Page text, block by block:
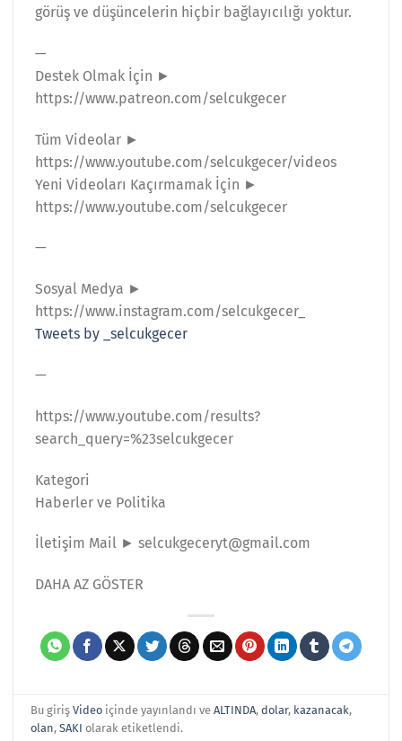
görüş ve düşüncelerin hiçbir bağlayıcılığı yoktur.
—
Destek Olmak İçin ►
https://www.patreon.com/selcukgecer
Tüm Videolar ►
https://www.youtube.com/selcukgecer/videos
Yeni Videoları Kaçırmamak İçin ►
https://www.youtube.com/selcukgecer
—
Sosyal Medya ►
https://www.instagram.com/selcukgecer_
Tweets by _selcukgecer
—
https://www.youtube.com/results?
search_query=%23selcukgecer
Kategori
Haberler ve Politika
İletişim Mail ► selcukgeceryt@gmail.com
DAHA AZ GÖSTER
Bu girişVideo içinde yayınlandı veALTINDA,dolar, kazanacak,
olan,SAKI olarak etiketlendi.